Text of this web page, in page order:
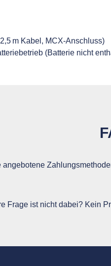
m Kabel, MCX-Anschluss)
(Batterie nicht
Frage ist nicht dabei? Kein